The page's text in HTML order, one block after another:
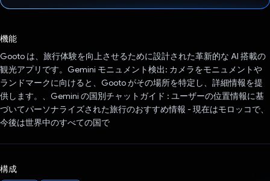
機能
Gooto は、旅行体験を向上させるために設計された革新的な AI 搭載の
観光アプリです。Gemini モニュメント検出: カメラをモニュメントや
ランドマークに向けると、Gooto がその場所を特定し、詳細情報を提
供します。、Gemini の国別チャットガイド : ユーザーの位置情報に基
づいてパーソナライズされた旅行のおすすめ情報 - 現在はモロッコで、
今後は世界中のすべての国で
構成